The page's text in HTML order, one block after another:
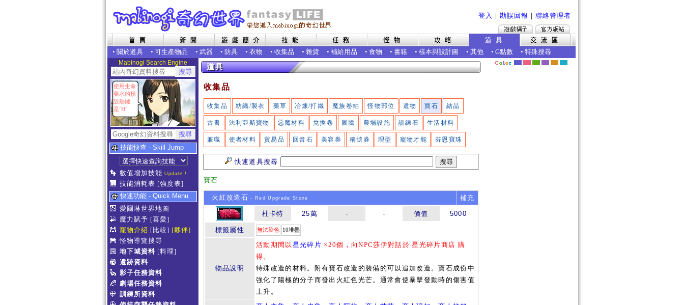
登入 ｜ 勘誤回報 ｜ 聯絡管理者
• 關於道具 • 可生產物品 • 武器 • 防具 • 衣物 • 收集品 • 雜貨 • 補給用品 • 食物 • 書籍 • 樣本與設計圖 • 其他 • G點數 • 特殊搜尋
Mabinogi Search Engine
使用生命
藥水的預
設熱鍵
是"H"
技能快查 - Skill Jump
數值增加技能 Update !
技能消耗表 [強度表]
快速功能 - Quick Menu
愛爾琳世界地圖
魔力賦予 [喜愛]
寵物介紹 [比較] [夥伴]
怪物導覽搜尋
地下城資料 [料理]
遺跡資料
影子任務資料
劇場任務資料
訓練所資料
收集品
收集品 紡織/製衣 藥草 冶煉/打鐵 魔族卷軸 怪物部位 遺物 寶石 結晶
古書 法利亞斯寶物 惡魔材料 兌換卷 圖騰 農場設施 訓練石 生活材料
兼職 使者材料 貿易品 回音石 美容券 稱號券 理型 寵物才能 芬恩寶珠
快速道具搜尋
寶石
火紅改造石 - Red Upgrade Stone 補充
杜卡特 25萬 - - 價值 5000
標籤屬性 無法染色 10堆疊
物品說明
活動期間以 星光碎片 ×20個，向NPC莎伊對話於 星光碎片商店 購
得。
特殊改造的材料。附有寶石改造的裝備的可以追加改造。寶石成份中
強化了陽極的分子而發出火紅色光芒。通常會使暴擊發動時的傷害值
上升。